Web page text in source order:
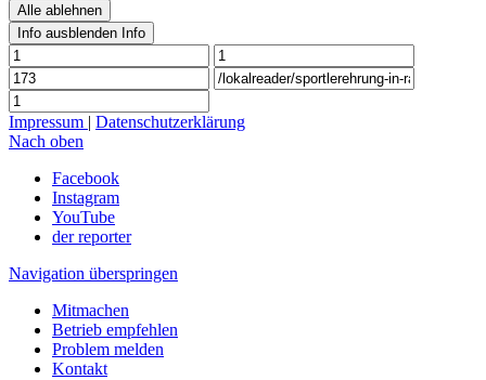
Alle ablehnen
Info ausblenden Info
Impressum | Datenschutzerklärung
Nach oben
Facebook
Instagram
YouTube
der reporter
Navigation überspringen
Mitmachen
Betrieb empfehlen
Problem melden
Kontakt